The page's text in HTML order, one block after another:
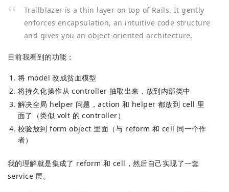
Trailblazer is a thin layer on top of Rails. It gently
enforces encapsulation, an intuitive code structure
and gives you an object-oriented architecture.
目前我看到的功能：
将 model 改成贫血模型
将持久化操作从 controller 抽取出来，放到内部类中
解决全局 helper 问题，action 和 helper 都放到 cell 里
面了（类似 volt 的 controller）
校验放到 form object 里面（与 reform 和 cell 同一个作
者）
我的理解就是集成了 reform 和 cell，然后自己实现了一套
service 层。